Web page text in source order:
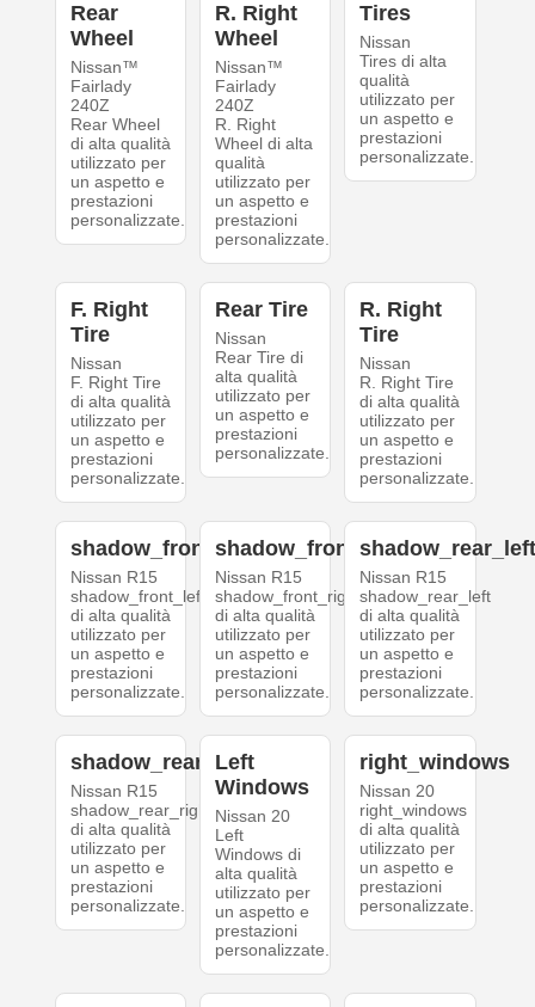
Rear
Wheel
Nissan™
Fairlady
240Z
Rear Wheel
di alta qualità
utilizzato per
un aspetto e
prestazioni
personalizzate.
R. Right
Wheel
Nissan™
Fairlady
240Z
R. Right
Wheel di alta
qualità
utilizzato per
un aspetto e
prestazioni
personalizzate.
Tires
Nissan
Tires di alta
qualità
utilizzato per
un aspetto e
prestazioni
personalizzate.
F. Right
Tire
Nissan
F. Right Tire
di alta qualità
utilizzato per
un aspetto e
prestazioni
personalizzate.
Rear Tire
Nissan
Rear Tire di
alta qualità
utilizzato per
un aspetto e
prestazioni
personalizzate.
R. Right
Tire
Nissan
R. Right Tire
di alta qualità
utilizzato per
un aspetto e
prestazioni
personalizzate.
shadow_front_left
Nissan R15
shadow_front_left
di alta qualità
utilizzato per
un aspetto e
prestazioni
personalizzate.
shadow_front_right
Nissan R15
shadow_front_right
di alta qualità
utilizzato per
un aspetto e
prestazioni
personalizzate.
Nissan R15
shadow_rear_left
di alta qualità
utilizzato per
un aspetto e
prestazioni
personalizzate.
shadow_rear_right
Nissan R15
shadow_rear_right
di alta qualità
utilizzato per
un aspetto e
prestazioni
personalizzate.
Left
Windows
Nissan 20
Left
Windows di
alta qualità
utilizzato per
un aspetto e
prestazioni
personalizzate.
right_windows
Nissan 20
right_windows
di alta qualità
utilizzato per
un aspetto e
prestazioni
personalizzate.